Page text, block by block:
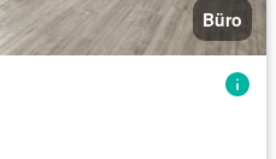
Büro